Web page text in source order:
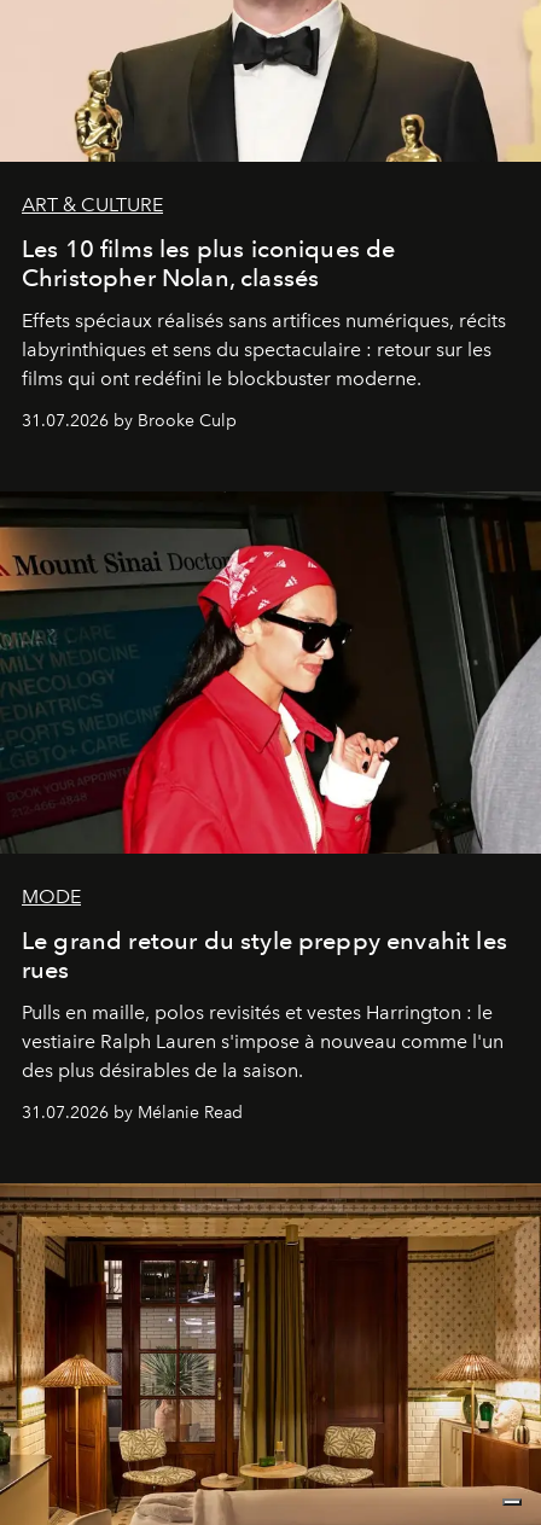
ART & CULTURE
Les 10 films les plus iconiques de
Christopher Nolan, classés
Effets spéciaux réalisés sans artifices numériques, récits
labyrinthiques et sens du spectaculaire : retour sur les
films qui ont redéfini le blockbuster moderne.
31.07.2026 by Brooke Culp
MODE
Le grand retour du style preppy envahit les
rues
Pulls en maille, polos revisités et vestes Harrington : le
vestiaire Ralph Lauren s'impose à nouveau comme l'un
des plus désirables de la saison.
31.07.2026 by Mélanie Read